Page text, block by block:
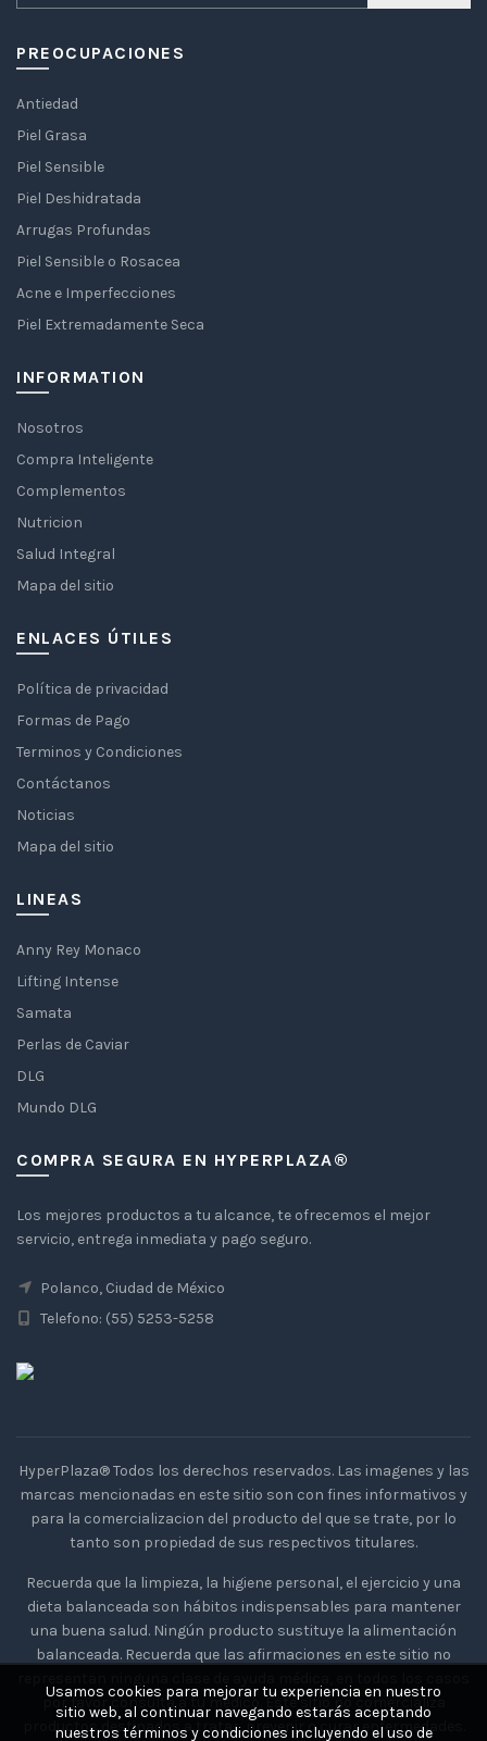
PREOCUPACIONES
Antiedad
Piel Grasa
Piel Sensible
Piel Deshidratada
Arrugas Profundas
Piel Sensible o Rosacea
Acne e Imperfecciones
Piel Extremadamente Seca
INFORMATION
Nosotros
Compra Inteligente
Complementos
Nutricion
Salud Integral
Mapa del sitio
ENLACES ÚTILES
Política de privacidad
Formas de Pago
Terminos y Condiciones
Contáctanos
Noticias
Mapa del sitio
LINEAS
Anny Rey Monaco
Lifting Intense
Samata
Perlas de Caviar
DLG
Mundo DLG
COMPRA SEGURA EN HYPERPLAZA®
Los mejores productos a tu alcance, te ofrecemos el mejor
servicio, entrega inmediata y pago seguro.
Polanco, Ciudad de México
Telefono: (55) 5253-5258
HyperPlaza® Todos los derechos reservados. Las imagenes y las
marcas mencionadas en este sitio son con fines informativos y
para la comercializacion del producto del que se trate, por lo
tanto son propiedad de sus respectivos titulares.
Recuerda que la limpieza, la higiene personal, el ejercicio y una
dieta balanceada son hábitos indispensables para mantener
una buena salud. Ningún producto sustituye la alimentación
balanceada. Recuerda que las afirmaciones en este sitio no
por favor consulta a tu medico. Este sitio no comercializa
productos destinados a tratar, prevenir o curar enfermedades.
Usamos cookies para mejorar tu experiencia en nuestro
sitio web, al continuar navegando estarás aceptando
nuestros términos y condiciones incluyendo el uso de